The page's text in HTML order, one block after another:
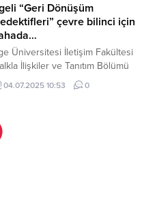
“Geri Dönüşüm
çevre bilinci için
Üniversitesi İletişim Fakültesi
İlişkiler ve Tanıtım Bölümü
04.07.2025 10:53 0